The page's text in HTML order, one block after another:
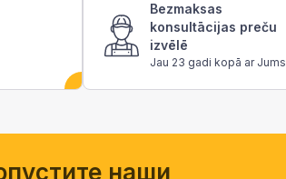
Bezmaksas
konsultācijas preču
izvēlē
Jau 23 gadi kopā ar Jums
наши